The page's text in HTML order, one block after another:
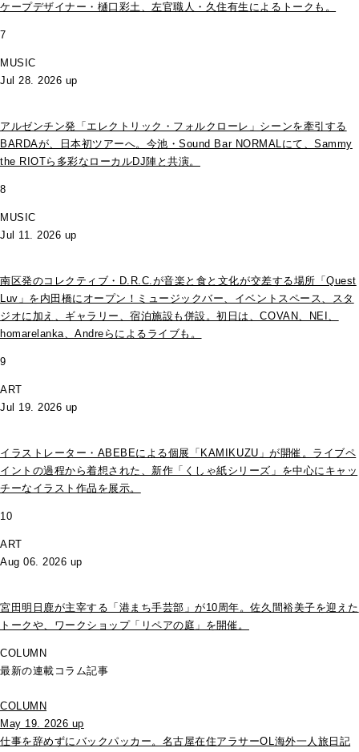
ケープデザイナー・樋口彩土、左官職人・久住有生によるトークも。
7
MUSIC
Jul 28. 2026 up
アルゼンチン発「エレクトリック・フォルクローレ」シーンを牽引する
BARDAが、日本初ツアーへ。今池・Sound Bar NORMALにて、Sammy
the RIOTら多彩なローカルDJ陣と共演。
8
MUSIC
Jul 11. 2026 up
南区発のコレクティブ・D.R.C.が⾳楽と⾷と⽂化が交差する場所「Quest
Luv」を内田橋にオープン！ミュージックバー、イベントスペース、スタ
ジオに加え、ギャラリー、宿泊施設も併設。初日は、COVAN、NEI、
homarelanka、Andreらによるライブも。
9
ART
Jul 19. 2026 up
イラストレーター・ABEBEによる個展「KAMIKUZU」が開催。ライブペ
イントの過程から着想された、新作「くしゃ紙シリーズ」を中心にキャッ
チーなイラスト作品を展示。
10
ART
Aug 06. 2026 up
宮田明日鹿が主宰する「港まち手芸部」が10周年。佐久間裕美子を迎えた
トークや、ワークショップ「リペアの庭」を開催。
COLUMN
最新の連載コラム記事
COLUMN
May 19. 2026 up
仕事を辞めずにバックパッカー。名古屋在住アラサーOL海外一人旅日記